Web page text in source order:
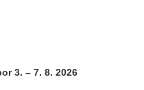
3. – 7. 8. 2026